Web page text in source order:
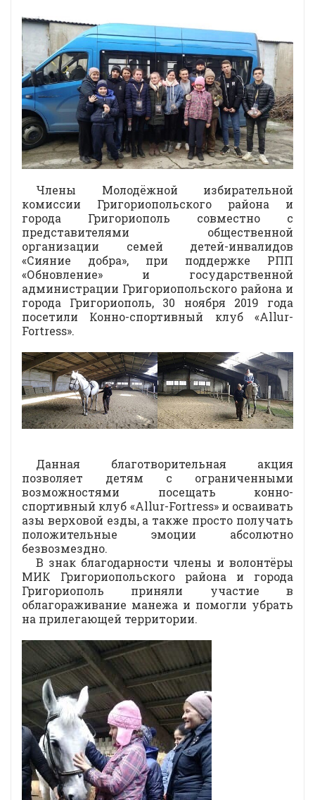
Члены Молодёжной избирательной
комиссии Григориопольского района и
города Григориополь совместно с
представителями общественной
организации семей детей-инвалидов
«Сияние добра», при поддержке РПП
«Обновление» и государственной
администрации Григориопольского района и
города Григориополь, 30 ноября 2019 года
посетили Конно-спортивный клуб «Allur-
Fortress».
Данная благотворительная акция
позволяет детям с ограниченными
возможностями посещать конно-
спортивный клуб «Allur-Fortress» и осваивать
азы верховой езды, а также просто получать
положительные эмоции абсолютно
безвозмездно.
В знак благодарности члены и волонтёры
МИК Григориопольского района и города
Григориополь приняли участие в
облагораживание манежа и помогли убрать
на прилегающей территории.